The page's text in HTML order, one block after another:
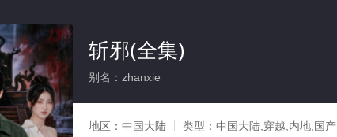
斩邪(全集)
别名：zhanxie
地区： 中国大陆 类型： 中国大陆,穿越,内地,国产